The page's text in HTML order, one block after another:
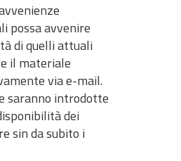
possa avvenire
di quelli attuali
il materiale
via e-mail.
saranno introdotte
dei
sin da subito i